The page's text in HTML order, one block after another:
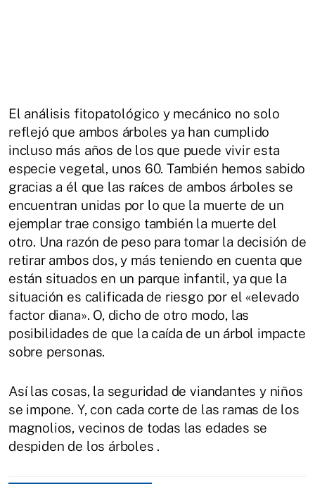
El análisis fitopatológico y mecánico no solo
reflejó que ambos árboles ya han cumplido
incluso más años de los que puede vivir esta
especie vegetal, unos 60. También hemos sabido
gracias a él que las raíces de ambos árboles se
encuentran unidas por lo que la muerte de un
ejemplar trae consigo también la muerte del
otro. Una razón de peso para tomar la decisión de
retirar ambos dos, y más teniendo en cuenta que
están situados en un parque infantil, ya que la
situación es calificada de riesgo por el «elevado
factor diana». O, dicho de otro modo, las
posibilidades de que la caída de un árbol impacte
sobre personas.
Así las cosas, la seguridad de viandantes y niños
se impone. Y, con cada corte de las ramas de los
magnolios, vecinos de todas las edades se
despiden de los árboles .